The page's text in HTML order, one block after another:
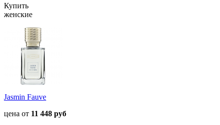
Купить
женские
Jasmin Fauve
цена от 11 448 руб